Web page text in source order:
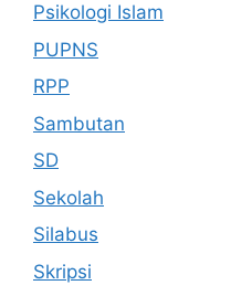
Psikologi Islam
PUPNS
RPP
Sambutan
SD
Sekolah
Silabus
Skripsi